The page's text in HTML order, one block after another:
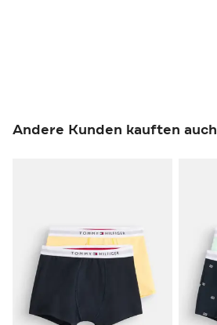
Andere Kunden kauften auch